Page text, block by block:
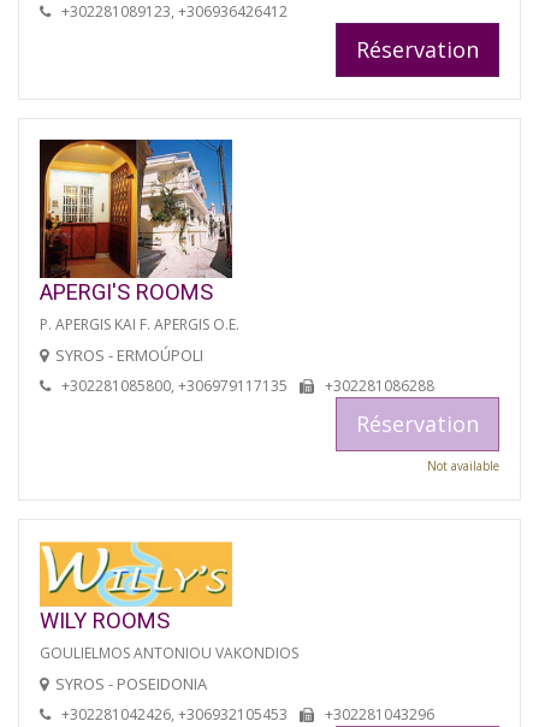
+302281089123, +306936426412
Réservation
APERGI'S ROOMS
P. APERGIS KAI F. APERGIS O.E.
SYROS - ERMOÚPOLI
+302281085800, +306979117135 +302281086288
Réservation
Not available
WILY ROOMS
GOULIELMOS ANTONIOU VAKONDIOS
SYROS - POSEIDONIA
+302281042426, +306932105453 +302281043296